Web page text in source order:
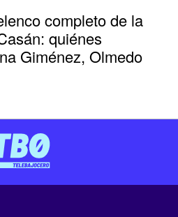
completo de la
quiénes
Giménez, Olmedo